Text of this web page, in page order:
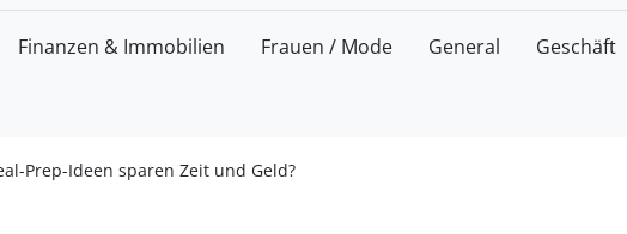
Finanzen & Immobilien Frauen / Mode General Geschäft
Prep-Ideen sparen Zeit und Geld?